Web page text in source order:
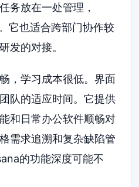
务放在一处管理，
它也适合跨部门协作较
发的对接。
，学习成本很低。界面
队的适应时间。它提供
和日常办公软件顺畅对
需求追溯和复杂缺陷管
的功能深度可能不